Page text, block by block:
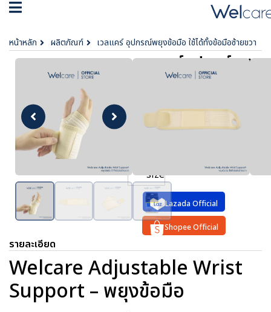
หน้าหลัก ผลิตภัณฑ์ เวลแคร์ อุปกรณ์พยุงข้อมือ ใช้ได้ทั้งข้อมือซ้ายขวา
เวลแคร์ อุปกรณ์พยุง
ข้อมือ ใช้ได้ทั้งข้อมือ
฿ 299
size
Lazada Official
Shopee Official
รายละเอียด
Welcare Adjustable Wrist
Support – พยุงข้อมือ